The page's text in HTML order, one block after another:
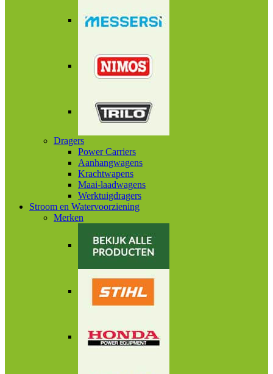
Dragers
Power Carriers
Aanhangwagens
Krachtwapens
Maai-laadwagens
Werktuigdragers
Stroom en Watervoorziening
Merken